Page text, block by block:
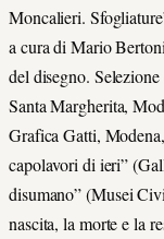
Moncalieri.
a cura di Mario
del disegno.
Santa Margherita,
Grafica Gatti,
capolavori di ieri”
disumano” (Musei
nascita, la morte e la